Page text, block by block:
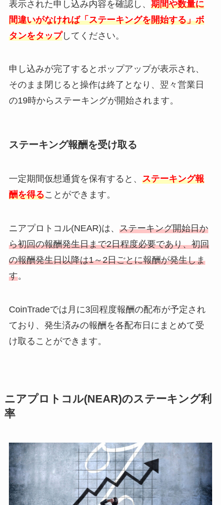
表示された申し込み内容を確認し、 期間や数量に
間違いがなければ「ステーキングを開始する」ボ
タンをタップしてください。
申し込みが完了するとポップアップが表示され、
そのまま閉じると操作は終了となり、翌々営業日
の19時からステーキングが開始されます。
ステーキング報酬を受け取る
一定期間仮想通貨を保有すると、 ステーキング報
酬を得ることができます。
ニアプロトコル(NEAR)は、 ステーキング開始日か
ら初回の報酬発生日まで2日程度必要であり、初回
の報酬発生日以降は1～2日ごとに報酬が発生しま
す。
CoinTradeでは月に3回程度報酬の配布が予定され
ており、発生済みの報酬を各配布日にまとめて受
け取ることができます。
ニアプロトコル(NEAR)のステーキング利
率